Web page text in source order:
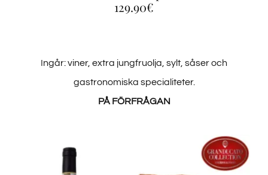
129.90€
Ingår: viner, extra jungfruolja, sylt, såser och
gastronomiska specialiteter.
PÅ FÖRFRÅGAN